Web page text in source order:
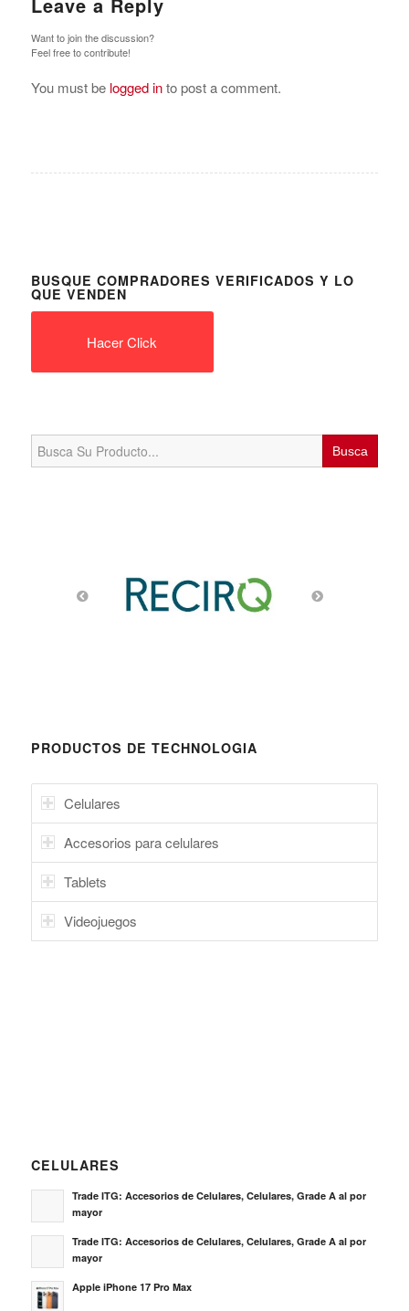
Want to join the discussion?
Feel free to contribute!
You must be logged into post a comment.
BUSQUE COMPRADORES VERIFICADOS Y LO
QUE VENDEN
Hacer Click
Search
for:
PRODUCTOS DE TECHNOLOGIA
Celulares
Accesorios para celulares
Tablets
Videojuegos
CELULARES
Trade ITG: Accesorios de Celulares, Celulares, Grade A al por
mayor
Trade ITG: Accesorios de Celulares, Celulares, Grade A al por
mayor
Apple iPhone 17 Pro Max